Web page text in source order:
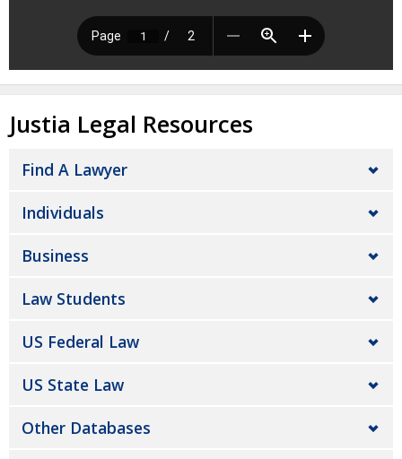
Justia Legal Resources
Find A Lawyer
Individuals
Business
Law Students
US Federal Law
US State Law
Other Databases